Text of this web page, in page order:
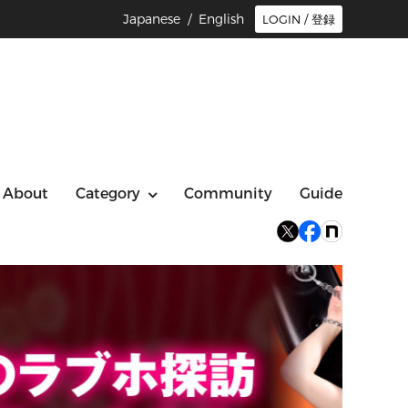
LOGIN / 登録
Japanese / English
About Category Community Guide